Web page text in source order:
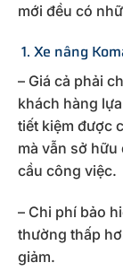
mới đều có
1. Xe nâng
– Giá cả phải
khách hàng
tiết kiệm được
mà vẫn sở
cầu công việc.
– Chi phí bảo
thường thấp
giảm.